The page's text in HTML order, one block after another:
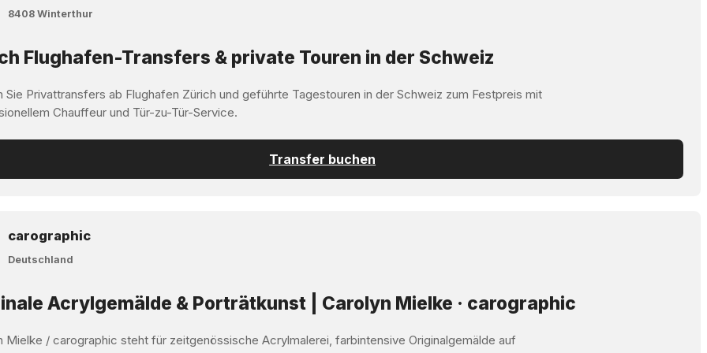
8408 Winterthur
Flughafen-Transfers & private Touren in der Schweiz
Sie Privattransfers ab Flughafen Zürich und geführte Tagestouren in der Schweiz zum Festpreis mit
Chauffeur und Tür-zu-Tür-Service.
Transfer buchen
carographic
Deutschland
Acrylgemälde & Porträtkunst | Carolyn Mielke · carographic
Mielke / carographic steht für zeitgenössische Acrylmalerei, farbintensive Originalgemälde auf